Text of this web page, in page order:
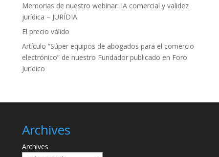
Memorias de nuestro webinar: IA comercial y validez
jurídica – JURÍDIA
El precio válido
Artículo “Súper equipos de abogados para el comercio
electrónico” de nuestro Fundador publicado en Foro
Jurídico
Archives
Archives